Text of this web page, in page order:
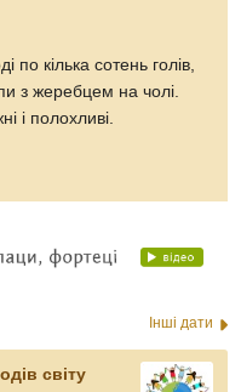
кілька сотень голів,
з жеребцем на чолі.
і полохливі.
Інші дати
світу